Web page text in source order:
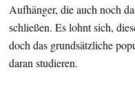
Aufhänger, die auch noch
schließen. Es lohnt sich,
doch das grundsätzliche
daran studieren.